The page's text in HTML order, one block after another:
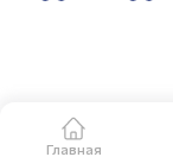
Главная